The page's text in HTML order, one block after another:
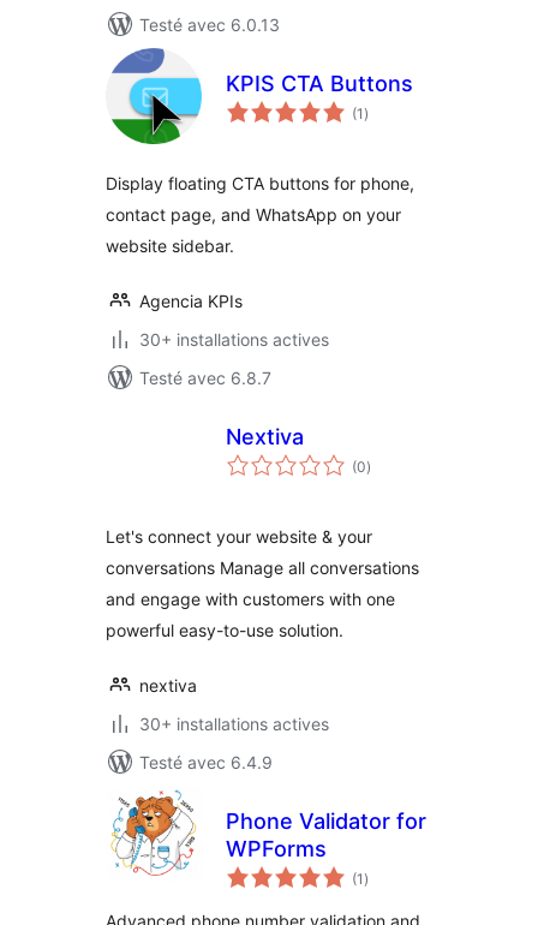
Testé avec 6.0.13
KPIS CTA Buttons
(1 notes
en
)
Display floating CTA buttons for phone,
contact page, and WhatsApp on your
website sidebar.
Agencia KPIs
30+ installations actives
Testé avec 6.8.7
Nextiva
(0notes
en
)
Let's connect your website & your
conversations Manage all conversations
and engage with customers with one
powerful easy-to-use solution.
nextiva
30+ installations actives
Testé avec 6.4.9
Phone Validator for
WPForms
(1 notes
en
)
Advanced phone number validation and